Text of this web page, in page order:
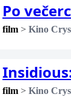
Po
film > Kino
film > Kino